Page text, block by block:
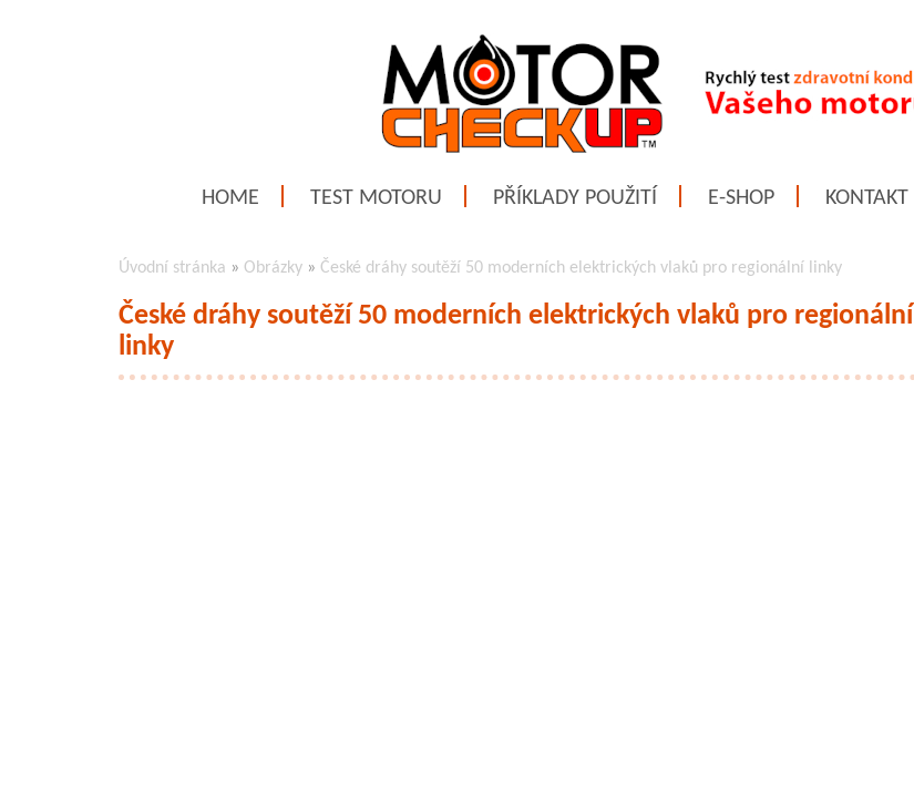
HOME TEST MOTORU PŘÍKLADY POUŽITÍ E-SHOP KONTAKT
Úvodní stránka » Obrázky » České dráhy soutěží 50 moderních elektrických vlaků pro regionální linky
České dráhy soutěží 50 moderních elektrických vlaků pro regionální
linky